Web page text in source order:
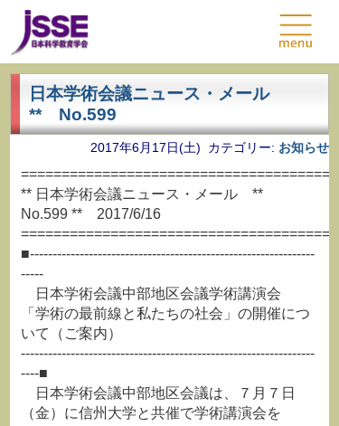
日本学術会議ニュース・メール
** No.599
2017年6月17日(土) カテゴリー: お知らせ
** 日本学術会議ニュース・メール **
No.599 ** 2017/6/16
■---------------------------------------------------------------
-----
日本学術会議中部地区会議学術講演会
「学術の最前線と私たちの社会」の開催につ
いて（ご案内）
-----------------------------------------------------------------
----■
日本学術会議中部地区会議は、７月７日
（金）に信州大学と共催で学術講演会を